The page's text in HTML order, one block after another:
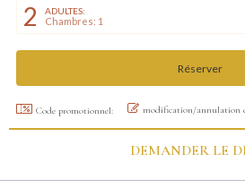
2 ADULTES:
Chambres: 1
Code promotionnel: modification/annulation
DEMANDER LE